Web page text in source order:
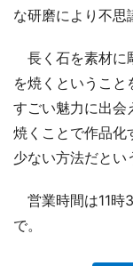
な研磨により不思
長く石を素材に
を焼くというこ
すごい魅力に出会
焼くことで作品化
少ない方法だとい
営業時間は11時
で。